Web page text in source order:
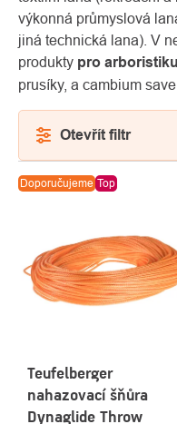
výkonná průmyslová
jiná technická lana). V
produkty pro arboristiku
prusíky, a cambium
Otevřít filtr
VÝPIS
Doporučujeme Top
Teufelberger
nahazovací šňůra
Dynaglide Throw